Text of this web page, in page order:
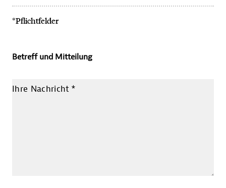
*Pflichtfelder
Betreff und Mitteilung
Ihre Nachricht *